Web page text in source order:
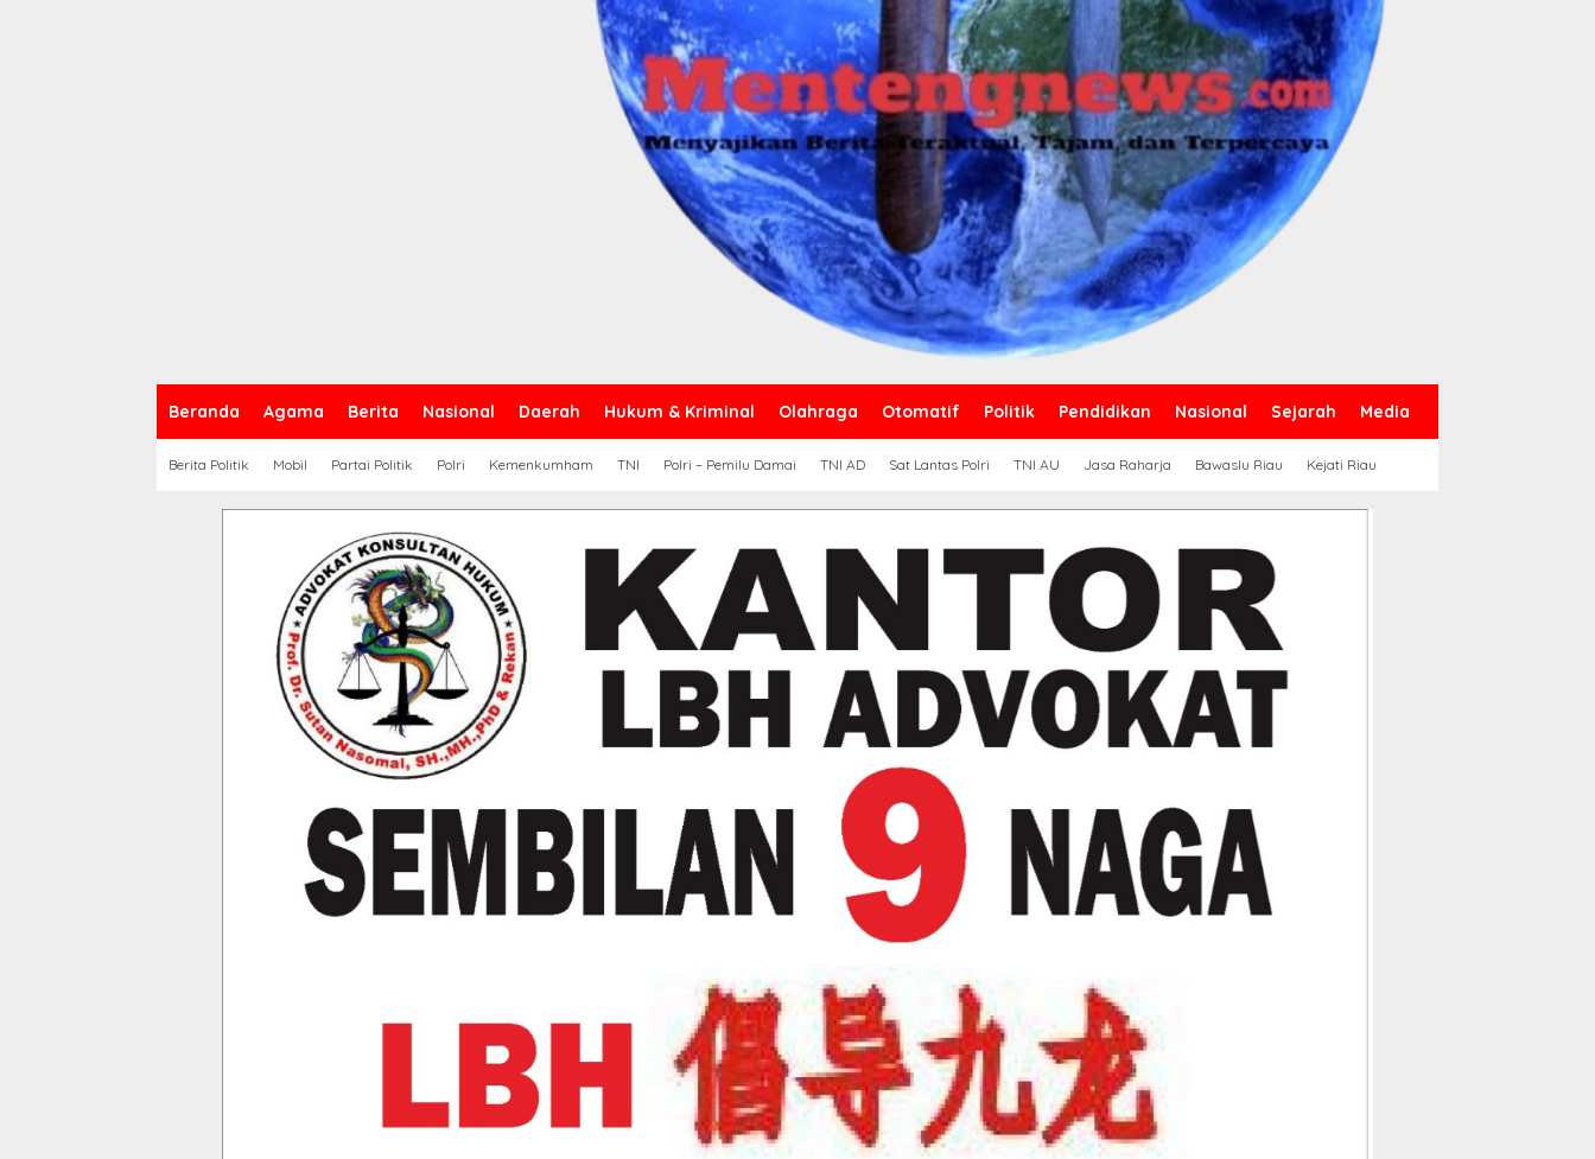
Beranda Agama Berita Nasional Daerah Hukum & Kriminal Olahraga Otomatif Politik Pendidikan Nasional Sejarah Media
Berita Politik Mobil Partai Politik Polri Kemenkumham TNI Polri – Pemilu Damai TNI AD Sat Lantas Polri TNI AU Jasa Raharja Bawaslu Riau Kejati Riau